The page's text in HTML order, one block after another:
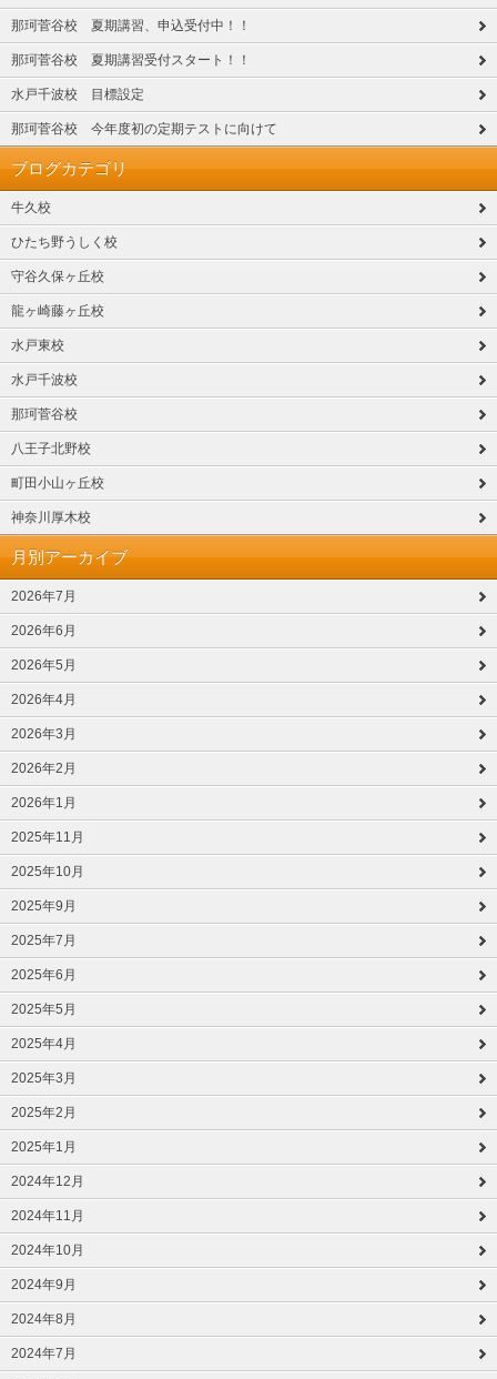
那珂菅谷校 夏期講習、申込受付中！！
那珂菅谷校 夏期講習受付スタート！！
水戸千波校 目標設定
那珂菅谷校 今年度初の定期テストに向けて
ブログカテゴリ
牛久校
ひたち野うしく校
守谷久保ヶ丘校
龍ヶ崎藤ヶ丘校
水戸東校
水戸千波校
那珂菅谷校
八王子北野校
町田小山ヶ丘校
神奈川厚木校
月別アーカイブ
2026年7月
2026年6月
2026年5月
2026年4月
2026年3月
2026年2月
2026年1月
2025年11月
2025年10月
2025年9月
2025年7月
2025年6月
2025年5月
2025年4月
2025年3月
2025年2月
2025年1月
2024年12月
2024年11月
2024年10月
2024年9月
2024年8月
2024年7月